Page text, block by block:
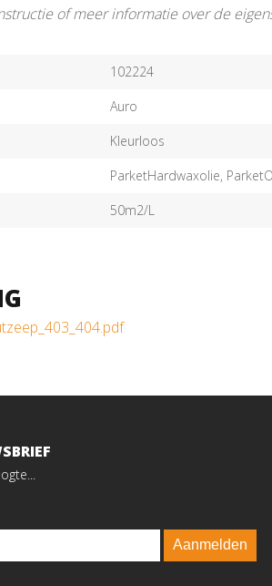
of meer informatie over de
102224
Auro
Kleurloos
ParketHardwaxolie,
50m2/L
Aanmelden